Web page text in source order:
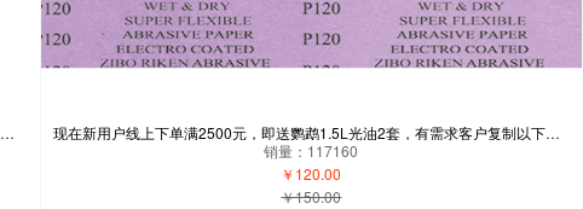
禄虎高亮清漆7.5L套装，有需求客户复制以下微信：15813852658 添加，现在新用户下单有礼品送-自营
现在新用户线上下单满2500元，即送鹦鹉1.5L光油2套，有需求客户复制以下微信：15813852658 添加，现在新用户下单有礼品送-自营
销量：117160
￥120.00
￥150.00